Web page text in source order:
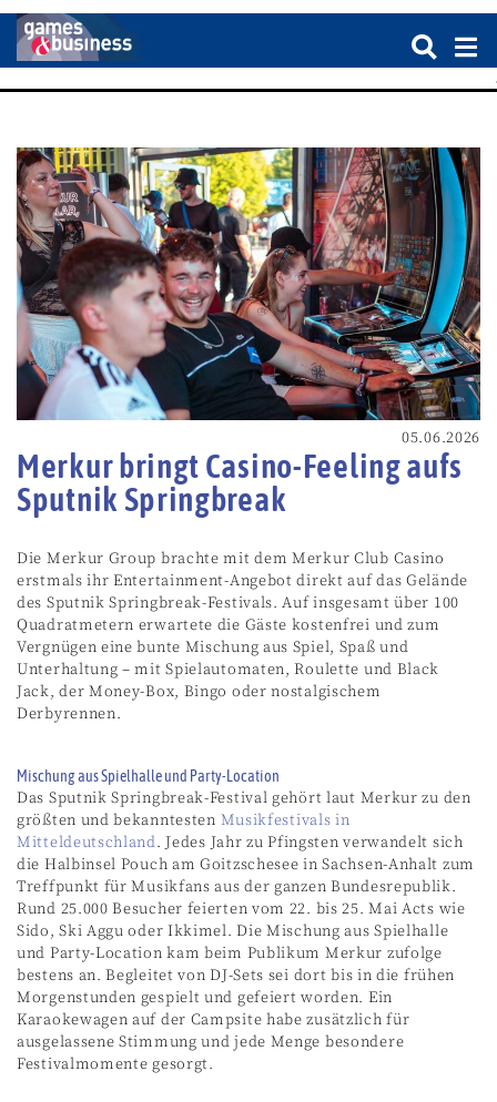
05.06.2026
Merkur bringt Casino-Feeling aufs
Sputnik Springbreak
Die Merkur Group brachte mit dem Merkur Club Casino
erstmals ihr Entertainment-Angebot direkt auf das Gelände
des Sputnik Springbreak-Festivals. Auf insgesamt über 100
Quadratmetern erwartete die Gäste kostenfrei und zum
Vergnügen eine bunte Mischung aus Spiel, Spaß und
Unterhaltung – mit Spielautomaten, Roulette und Black
Jack, der Money-Box, Bingo oder nostalgischem
Derbyrennen.
Mischung aus Spielhalle und Party-Location
Das Sputnik Springbreak-Festival gehört laut Merkur zu den
größten und bekanntesten Musikfestivals in
Mitteldeutschland. Jedes Jahr zu Pfingsten verwandelt sich
die Halbinsel Pouch am Goitzschesee in Sachsen-Anhalt zum
Treffpunkt für Musikfans aus der ganzen Bundesrepublik.
Rund 25.000 Besucher feierten vom 22. bis 25. Mai Acts wie
Sido, Ski Aggu oder Ikkimel. Die Mischung aus Spielhalle
und Party-Location kam beim Publikum Merkur zufolge
bestens an. Begleitet von DJ-Sets sei dort bis in die frühen
Morgenstunden gespielt und gefeiert worden. Ein
Karaokewagen auf der Campsite habe zusätzlich für
ausgelassene Stimmung und jede Menge besondere
Festivalmomente gesorgt.